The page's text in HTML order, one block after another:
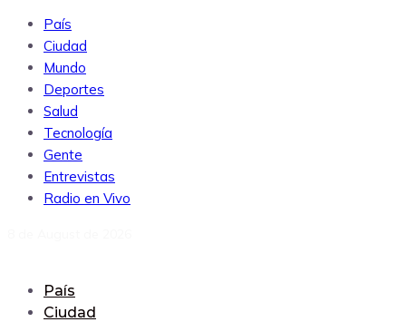
País
Ciudad
Mundo
Deportes
Salud
Tecnología
Gente
Entrevistas
Radio en Vivo
País
Ciudad